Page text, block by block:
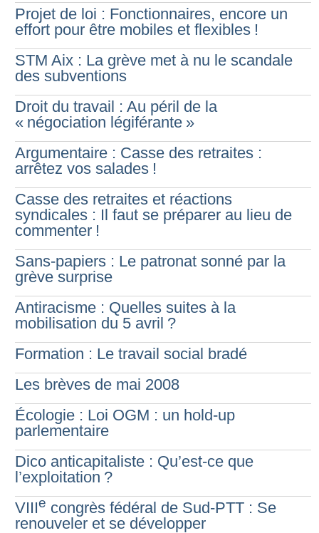
Projet de loi : Fonctionnaires, encore un
effort pour être mobiles et flexibles !
STM Aix : La grève met à nu le scandale
des subventions
Droit du travail : Au péril de la
« négociation légiférante »
Argumentaire : Casse des retraites :
arrêtez vos salades !
Casse des retraites et réactions
syndicales : Il faut se préparer au lieu de
commenter !
Sans-papiers : Le patronat sonné par la
grève surprise
Antiracisme : Quelles suites à la
mobilisation du 5 avril ?
Formation : Le travail social bradé
Les brèves de mai 2008
Écologie : Loi OGM : un hold-up
parlementaire
Dico anticapitaliste : Qu’est-ce que
l’exploitation ?
VIIIe congrès fédéral de Sud-PTT : Se
renouveler et se développer